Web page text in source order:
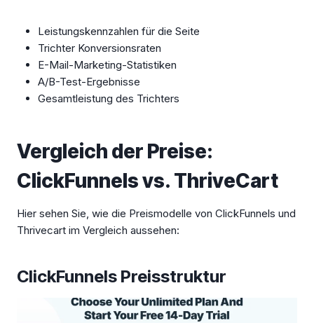
Leistungskennzahlen für die Seite
Trichter Konversionsraten
E-Mail-Marketing-Statistiken
A/B-Test-Ergebnisse
Gesamtleistung des Trichters
Vergleich der Preise:
ClickFunnels vs. ThriveCart
Hier sehen Sie, wie die Preismodelle von ClickFunnels und
Thrivecart im Vergleich aussehen:
ClickFunnels Preisstruktur